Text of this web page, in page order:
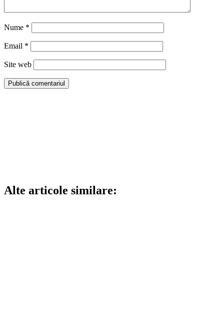
Nume *
Email *
Site web
Alte articole similare: